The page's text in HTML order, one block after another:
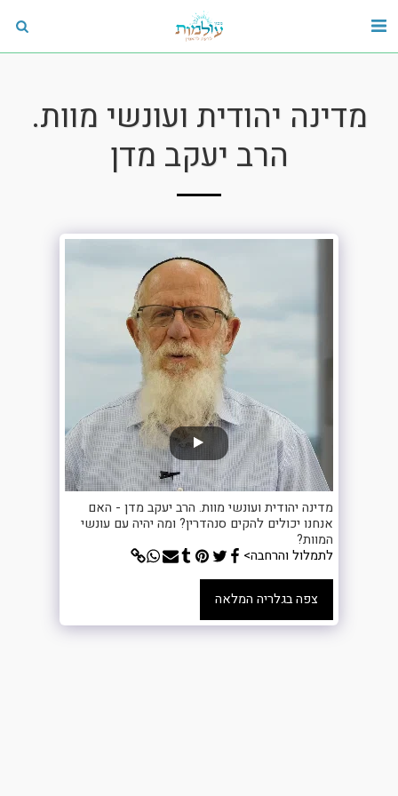
מדינה יהודית ועונשי מוות.
הרב יעקב מדן
מדינה יהודית ועונשי מוות. הרב יעקב מדן - האם
אנחנו יכולים להקים סנהדרין? ומה יהיה עם עונשי
המוות?
לתמלול והרחבה>
צפה בגלריה המלאה